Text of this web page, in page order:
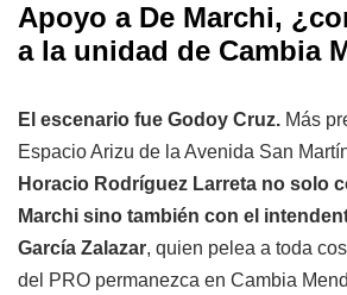
Apoyo a De Marchi,
a la unidad de Cambia
El escenario fue Godoy Cruz. Más
Espacio Arizu de la Avenida San
Horacio Rodríguez Larreta no solo
Marchi sino también con el
García Zalazar, quien pelea a toda
del PRO permanezca en Cambia